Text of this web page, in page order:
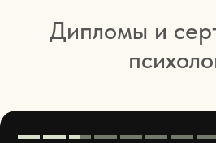
Дипломы и